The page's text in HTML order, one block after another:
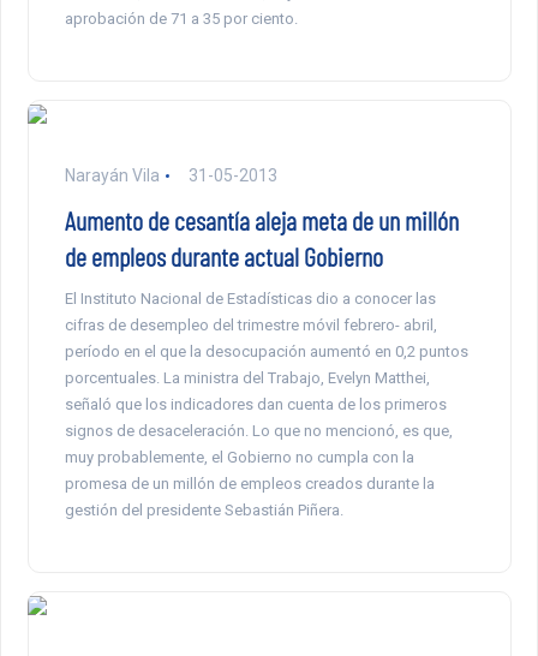
aprobación de 71 a 35 por ciento.
Narayán Vila 31-05-2013
Aumento de cesantía aleja meta de un millón
de empleos durante actual Gobierno
El Instituto Nacional de Estadísticas dio a conocer las
cifras de desempleo del trimestre móvil febrero- abril,
período en el que la desocupación aumentó en 0,2 puntos
porcentuales. La ministra del Trabajo, Evelyn Matthei,
señaló que los indicadores dan cuenta de los primeros
signos de desaceleración. Lo que no mencionó, es que,
muy probablemente, el Gobierno no cumpla con la
promesa de un millón de empleos creados durante la
gestión del presidente Sebastián Piñera.